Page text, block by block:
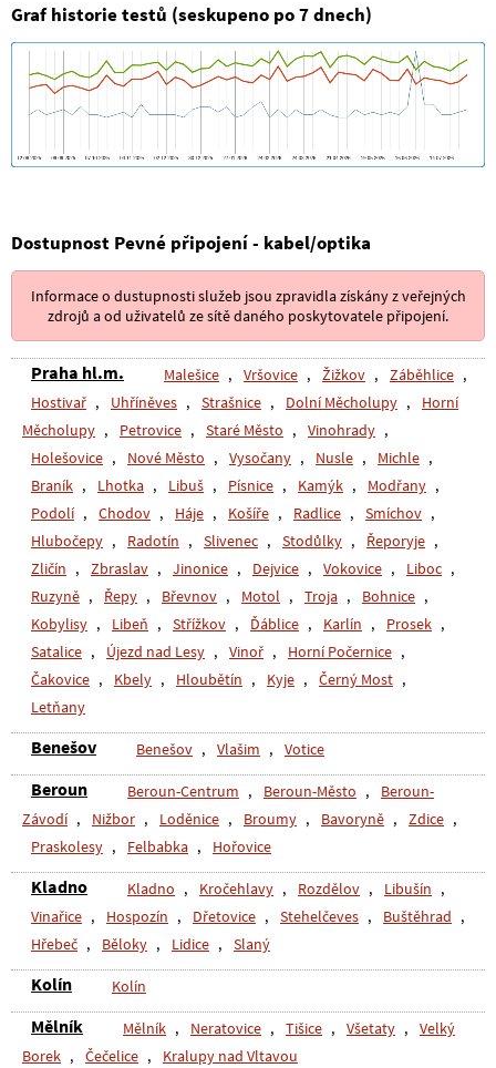
Graf historie testů (seskupeno po 7 dnech)
Dostupnost Pevné připojení - kabel/optika
Informace o dustupnosti služeb jsou zpravidla získány z veřejných
zdrojů a od uživatelů ze sítě daného poskytovatele připojení.
Praha hl.m. Malešice , Vršovice , Žižkov , Záběhlice ,
Hostivař , Uhříněves , Strašnice , Dolní Měcholupy ,
Horní
Měcholupy , Petrovice , Staré Město , Vinohrady ,
Holešovice , Nové Město , Vysočany , Nusle , Michle ,
Braník , Lhotka , Libuš , Písnice , Kamýk , Modřany ,
Podolí , Chodov , Háje , Košíře , Radlice , Smíchov ,
Hlubočepy , Radotín , Slivenec , Stodůlky , Řeporyje ,
Zličín , Zbraslav , Jinonice , Dejvice , Vokovice , Liboc ,
Ruzyně , Řepy , Břevnov , Motol , Troja , Bohnice ,
Kobylisy , Libeň , Střížkov , Ďáblice , Karlín , Prosek ,
Satalice , Újezd nad Lesy , Vinoř , Horní Počernice ,
Čakovice , Kbely , Hloubětín , Kyje , Černý Most ,
Letňany
Benešov Benešov , Vlašim , Votice
Beroun Beroun-Centrum , Beroun-Město ,
Beroun-
Závodí , Nižbor , Loděnice , Broumy , Bavoryně , Zdice ,
Praskolesy , Felbabka , Hořovice
Kladno Kladno , Kročehlavy , Rozdělov , Libušín ,
Vinařice , Hospozín , Dřetovice , Stehelčeves , Buštěhrad ,
Hřebeč , Běloky , Lidice , Slaný
Kolín Kolín
Mělník Mělník , Neratovice , Tišice , Všetaty ,
Velký
Borek , Čečelice , Kralupy nad Vltavou